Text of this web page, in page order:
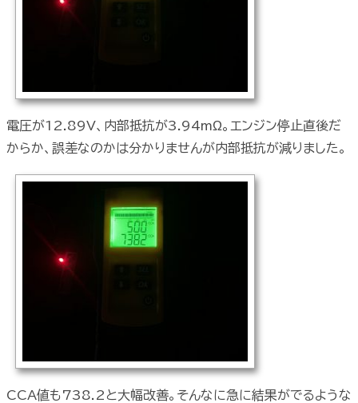
電圧が12.89V、内部抵抗が3.94mΩ。エンジン停止直後だ
からか、誤差なのかは分かりませんが内部抵抗が減りました。
CCA値も738.2と大幅改善。そんなに急に結果がでるような